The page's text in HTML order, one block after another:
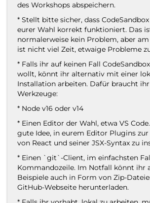
des Workshops abspeichern.
* Stellt bitte sicher, dass
eurer Wahl korrekt funktioniert. Das
normalerweise kein Problem, aber
ist nicht viel Zeit, etwaige Probleme
* Falls ihr auf keinen Fall
wollt, könnt ihr alternativ mit einer
Installation arbeiten. Dafür braucht
Werkzeuge:
* Node v16 oder v14
* Einen Editor der Wahl, etwa VS
gute Idee, in eurem Editor Plugins
von React und seiner JSX-Syntax zu
* Einen `git`-Client, im einfachsten
Kommandozeile. Im Notfall könnt ihr
Beispiele auch in Form von Zip-
GitHub-Webseite herunterladen.